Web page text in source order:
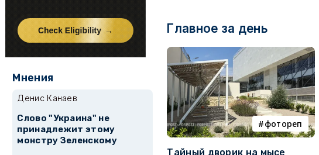
Главное за день
фотореп
Тайный дворик на мысе
Мнения
Денис Канаев
Слово "Украина" не
принадлежит этому
монстру Зеленскому